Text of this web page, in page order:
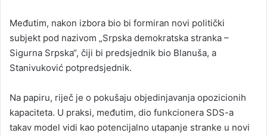
Međutim, nakon izbora bio bi formiran novi politički
subjekt pod nazivom „Srpska demokratska stranka –
Sigurna Srpska“, čiji bi predsjednik bio Blanuša, a
Stanivuković potpredsjednik.
Na papiru, riječ je o pokušaju objedinjavanja opozicionih
kapaciteta. U praksi, međutim, dio funkcionera SDS-a
takav model vidi kao potencijalno utapanje stranke u novi